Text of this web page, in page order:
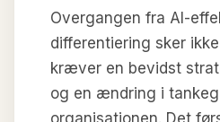
Overgangen fra AI-
differentiering sker
kræver en bevidst
og en ændring i